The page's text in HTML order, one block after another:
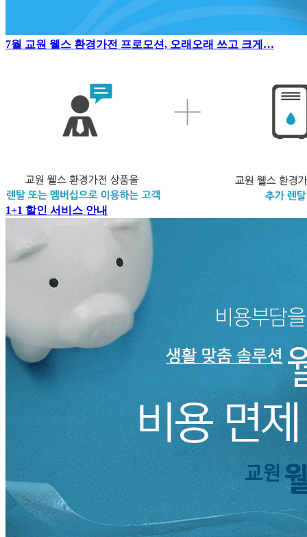
7월 교원 웰스 환경가전 프로모션, 오래오래 쓰고 크게…
1+1 할인 서비스 안내